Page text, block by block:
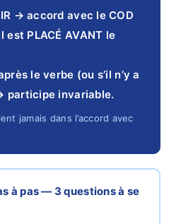
→ accord avec le COD
est PLACÉ AVANT le
le verbe (ou s’il n’y a
participe invariable.
jamais dans l’accord avec
à pas — 3 questions à se